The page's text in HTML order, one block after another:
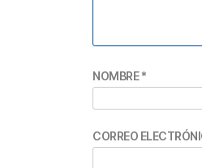
NOMBRE*
CORREO